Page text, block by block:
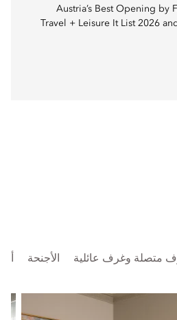
Austria’s Best Opening by
Travel + Leisure It List 2026
متصلة وغرف عائلية الأجنحة